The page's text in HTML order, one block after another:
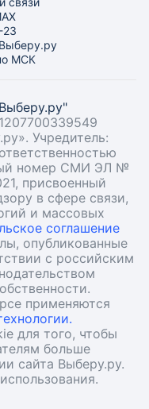
МСК
Учредитель:
номер СМИ ЭЛ №
присвоенный
в сфере связи,
и массовых
соглашение
опубликованные
с российским
применяются
для того, чтобы
больше
сайта Выберу.ру.